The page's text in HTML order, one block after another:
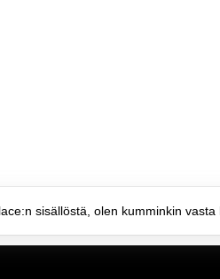
sisällöstä, olen kumminkin vasta